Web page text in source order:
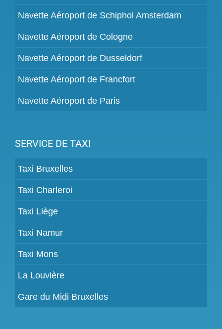
Navette Aéroport de Schiphol Amsterdam
Navette Aéroport de Cologne
Navette Aéroport de Dusseldorf
Navette Aéroport de Francfort
Navette Aéroport de Paris
SERVICE DE TAXI
Taxi Bruxelles
Taxi Charleroi
Taxi Liège
Taxi Namur
Taxi Mons
La Louvière
Gare du Midi Bruxelles